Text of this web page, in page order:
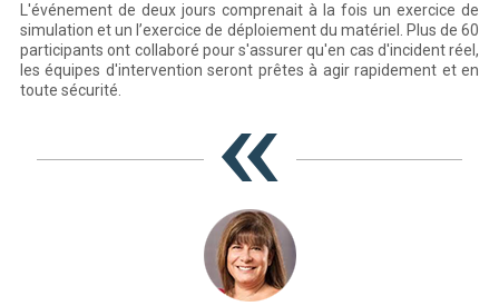
L'événement de deux jours comprenait à la fois un exercice de
simulation et un l’exercice de déploiement du matériel. Plus de 60
participants ont collaboré pour s'assurer qu'en cas d'incident réel,
les équipes d'intervention seront prêtes à agir rapidement et en
toute sécurité.